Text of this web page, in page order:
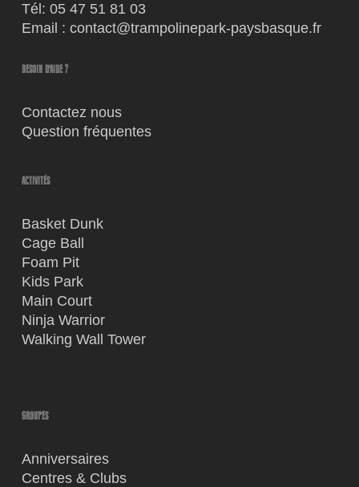
Tél: 05 47 51 81 03
Email : contact@trampolinepark-paysbasque.fr
BESOIN D'AIDE ?
Contactez nous
Question fréquentes
ACTIVITÉS
Basket Dunk
Cage Ball
Foam Pit
Kids Park
Main Court
Ninja Warrior
Walking Wall Tower
GROUPES
Anniversaires
Centres & Clubs